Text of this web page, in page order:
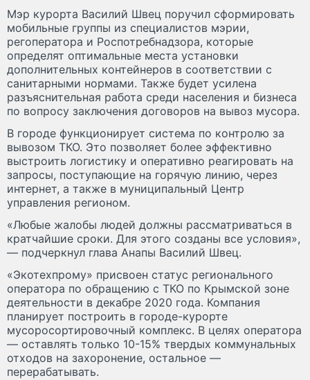
Мэр курорта Василий Швец поручил сформировать
мобильные группы из специалистов мэрии,
регоператора и Роспотребнадзора, которые
определят оптимальные места установки
дополнительных контейнеров в соответствии с
санитарными нормами. Также будет усилена
разъяснительная работа среди населения и бизнеса
по вопросу заключения договоров на вывоз мусора.
В городе функционирует система по контролю за
вывозом ТКО. Это позволяет более эффективно
выстроить логистику и оперативно реагировать на
запросы, поступающие на горячую линию, через
интернет, а также в муниципальный Центр
управления регионом.
«Любые жалобы людей должны рассматриваться в
кратчайшие сроки. Для этого созданы все условия»,
— подчеркнул глава Анапы Василий Швец.
«Экотехпрому» присвоен статус регионального
оператора по обращению с ТКО по Крымской зоне
деятельности в декабре 2020 года. Компания
планирует построить в городе-курорте
мусоросортировочный комплекс. В целях оператора
— оставлять только 10-15% твердых коммунальных
отходов на захоронение, остальное —
перерабатывать.